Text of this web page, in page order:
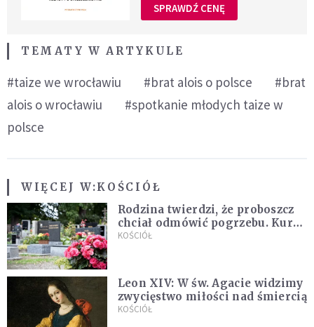
SPRAWDŹ CENĘ
TEMATY W ARTYKULE
#taize we wrocławiu #brat alois o polsce
#brat
alois o wrocławiu
#spotkanie młodych taize w
polsce
WIĘCEJ W:KOŚCIÓŁ
Rodzina twierdzi, że proboszcz
chciał odmówić pogrzebu. Kuria
zapowiada wyjaśnienia
KOŚCIÓŁ
Leon XIV: W św. Agacie widzimy
zwycięstwo miłości nad śmiercią
KOŚCIÓŁ